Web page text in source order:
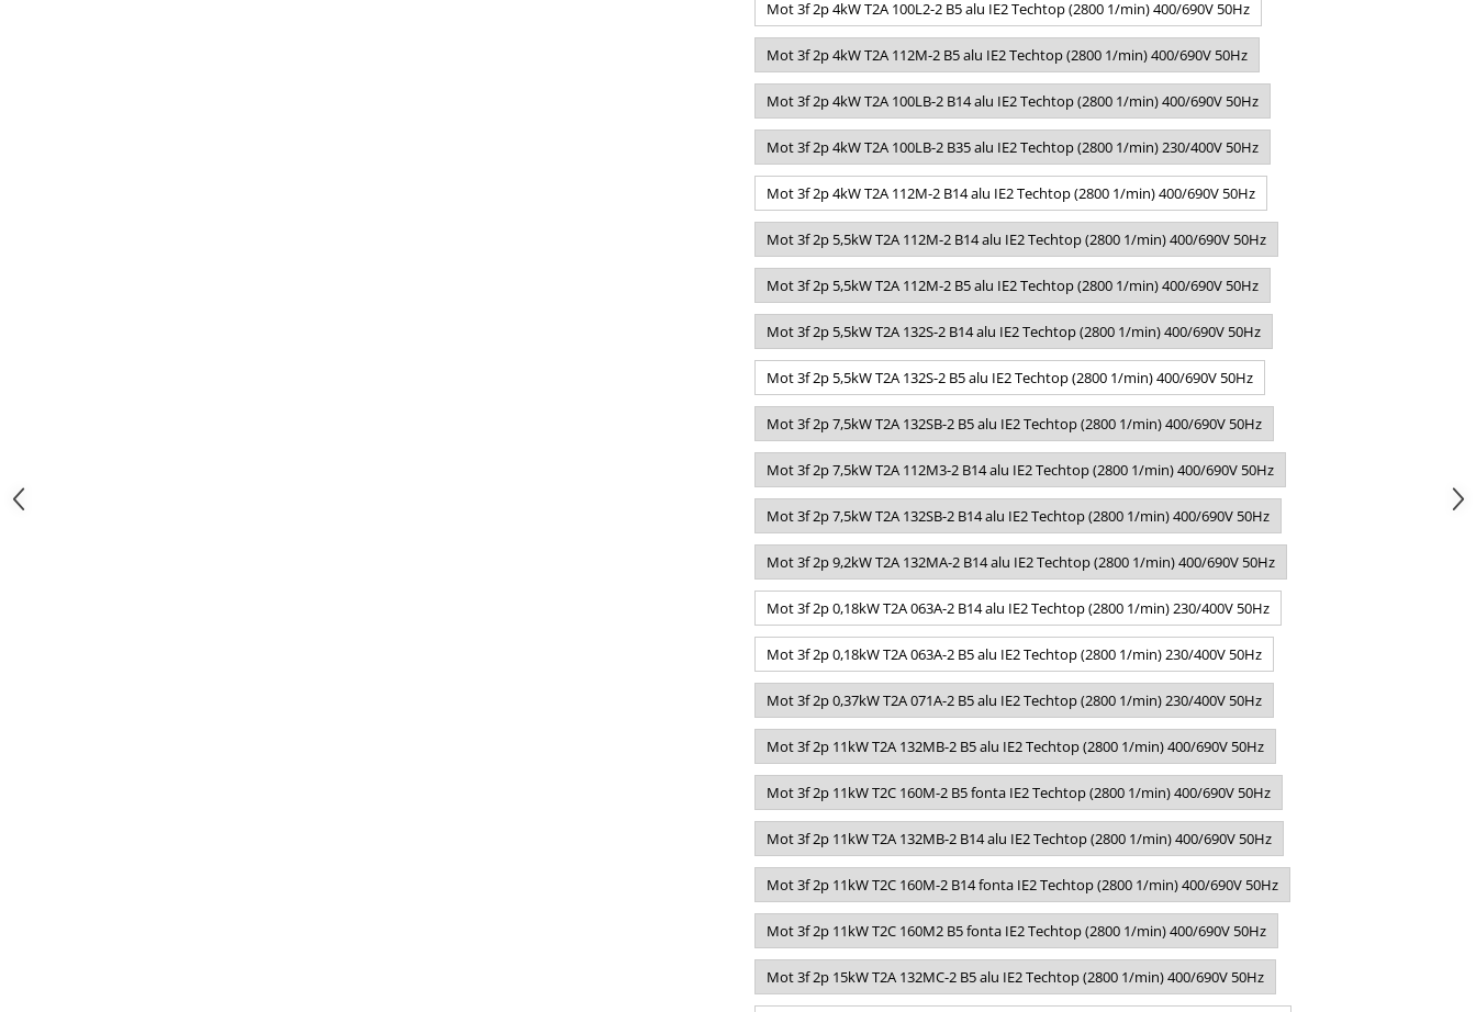
Mot 3f 2p 4kW T2A 100L2-2 B5 alu IE2 Techtop (2800 1/min) 400/690V 50Hz
Mot 3f 2p 4kW T2A 112M-2 B5 alu IE2 Techtop (2800 1/min) 400/690V 50Hz
Mot 3f 2p 4kW T2A 100LB-2 B14 alu IE2 Techtop (2800 1/min) 400/690V 50Hz
Mot 3f 2p 4kW T2A 100LB-2 B35 alu IE2 Techtop (2800 1/min) 230/400V 50Hz
Mot 3f 2p 4kW T2A 112M-2 B14 alu IE2 Techtop (2800 1/min) 400/690V 50Hz
Mot 3f 2p 5,5kW T2A 112M-2 B14 alu IE2 Techtop (2800 1/min) 400/690V 50Hz
Mot 3f 2p 5,5kW T2A 112M-2 B5 alu IE2 Techtop (2800 1/min) 400/690V 50Hz
Mot 3f 2p 5,5kW T2A 132S-2 B14 alu IE2 Techtop (2800 1/min) 400/690V 50Hz
Mot 3f 2p 5,5kW T2A 132S-2 B5 alu IE2 Techtop (2800 1/min) 400/690V 50Hz
Mot 3f 2p 7,5kW T2A 132SB-2 B5 alu IE2 Techtop (2800 1/min) 400/690V 50Hz
Mot 3f 2p 7,5kW T2A 112M3-2 B14 alu IE2 Techtop (2800 1/min) 400/690V 50Hz
Mot 3f 2p 7,5kW T2A 132SB-2 B14 alu IE2 Techtop (2800 1/min) 400/690V 50Hz
Mot 3f 2p 9,2kW T2A 132MA-2 B14 alu IE2 Techtop (2800 1/min) 400/690V 50Hz
Mot 3f 2p 0,18kW T2A 063A-2 B14 alu IE2 Techtop (2800 1/min) 230/400V 50Hz
Mot 3f 2p 0,18kW T2A 063A-2 B5 alu IE2 Techtop (2800 1/min) 230/400V 50Hz
Mot 3f 2p 0,37kW T2A 071A-2 B5 alu IE2 Techtop (2800 1/min) 230/400V 50Hz
Mot 3f 2p 11kW T2A 132MB-2 B5 alu IE2 Techtop (2800 1/min) 400/690V 50Hz
Mot 3f 2p 11kW T2C 160M-2 B5 fonta IE2 Techtop (2800 1/min) 400/690V 50Hz
Mot 3f 2p 11kW T2A 132MB-2 B14 alu IE2 Techtop (2800 1/min) 400/690V 50Hz
Mot 3f 2p 11kW T2C 160M-2 B14 fonta IE2 Techtop (2800 1/min) 400/690V 50Hz
Mot 3f 2p 11kW T2C 160M2 B5 fonta IE2 Techtop (2800 1/min) 400/690V 50Hz
Mot 3f 2p 15kW T2A 132MC-2 B5 alu IE2 Techtop (2800 1/min) 400/690V 50Hz